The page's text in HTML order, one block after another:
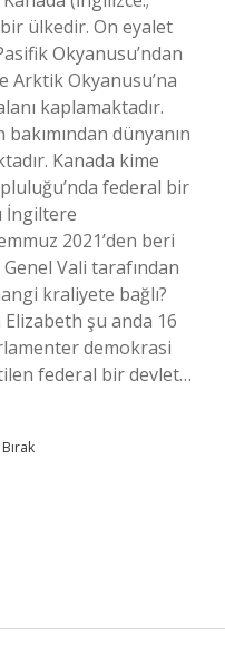
bir ülkedir. On eyalet
Okyanusu’ndan
Arktik Okyanusu’na
kaplamaktadır.
dünyanın
Kanada kime
federal bir
İngiltere
2021’den beri
Vali tarafından
kraliyete bağlı?
şu anda 16
demokrasi
federal bir devlet…